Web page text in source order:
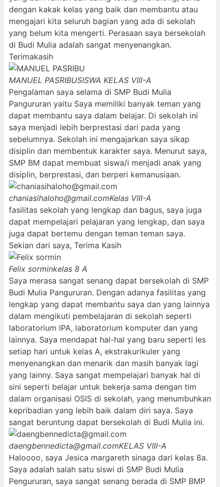
dengan kakak kelas yang baik dan membantu atau
mengajari kita seluruh bagian yang ada di sekolah
yang belum kita mengerti. Perasaan saya bersekolah
di Budi Mulia adalah sangat menyenangkan.
Terimakasih
MANUEL PASRIBUSISWA KELAS VIII-A
Pengalaman saya selama di SMP Budi Mulia
Pangururan yaitu Saya memiliki banyak teman yang
dapat membantu saya dalam belajar. Di sekolah ini
saya menjadi lebih berprestasi dari pada yang
sebelumnya. Sekolah ini mengajarkan saya sikap
disiplin dan membentuk karakter saya. Menurut saya,
SMP BM dapat membuat siswa/i menjadi anak yang
disiplin, berprestasi, dan berperi kemanusiaan.
chaniasihaloho@gmail.comKelas VIII-A
fasilitas sekolah yang lengkap dan bagus, saya juga
dapat mempelajari pelajaran yang lengkap, dan saya
juga dapat bertemu dengan teman teman saya.
Sekian dari saya, Terima Kasih
Felix sorminkelas 8 A
Saya merasa sangat senang dapat bersekolah di SMP
Budi Mulia Pangururan. Dengan adanya fasilitas yang
lengkap yang dapat membantu saya dan yang lainnya
dalam mengikuti pembelajaran di sekolah seperti
laboratorium IPA, laboratorium komputer dan yang
lainnya. Saya mendapat hal-hal yang baru seperti les
setiap hari untuk kelas A, ekstrakurikuler yang
menyenangkan dan menarik dan masih banyak lagi
yang lainny. Saya sangat mempelajari banyak hal di
sini seperti belajar untuk bekerja sama dengan tim
dalam organisasi OSIS di sekolah, yang menumbuhkan
kepribadian yang lebih baik dalam diri saya. Saya
sangat beruntung dapat bersekolah di Budi Mulia ini.
daengbennedicta@gmail.comKELAS VIII-A
Haloooo, saya Jesica margareth sinaga dari kelas 8a.
Saya adalah salah satu siswi di SMP Budi Mulia
Pengururan, saya sangat senang berada di SMP BMP